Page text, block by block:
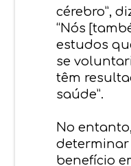
cérebro”,
“Nós
estudos
se
têm
saúde”.
No
determinar
benefício